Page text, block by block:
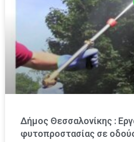
Δήμος Θεσσαλονίκης :
φυτοπροστασίας σε